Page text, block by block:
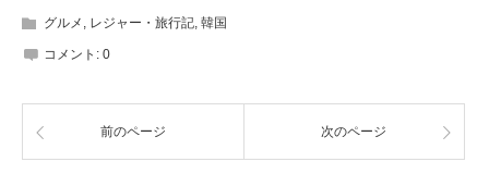
グルメ レジャー・旅行記 韓国
コメント: 0
前のページ 次のページ